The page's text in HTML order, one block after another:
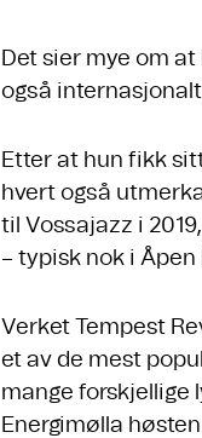
Det sier mye om
også
Etter at hun fikk
hvert også
til Vossajazz i
– typisk nok i Åpen
Verket Tempest
et av de mest
mange forskjellige
Energimølla